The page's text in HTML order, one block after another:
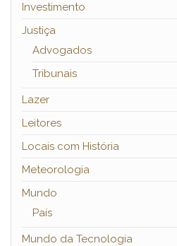
Investimento
Justiça
Advogados
Tribunais
Lazer
Leitores
Locais com História
Meteorologia
Mundo
País
Mundo da Tecnologia